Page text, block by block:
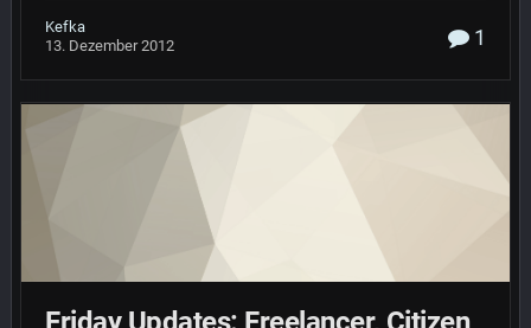
Kefka
13. Dezember 2012
1